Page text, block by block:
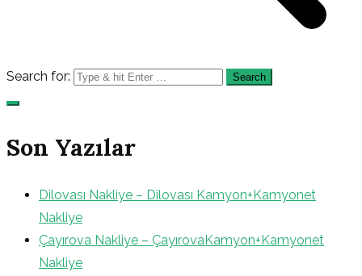
Search for:
Son Yazılar
Dilovası Nakliye – Dilovası Kamyon+Kamyonet
Nakliye
Çayırova Nakliye – ÇayırovaKamyon+Kamyonet
Nakliye